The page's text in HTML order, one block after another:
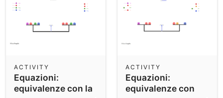
Equazioni:
equivalenze con la
ACTIVITY
Equazioni:
equivalenze con
ACTIVITY